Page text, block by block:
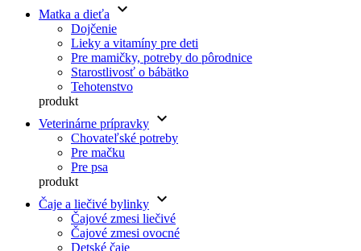
Matka a dieťa
keyboard_arrow_down
Dojčenie
Lieky a vitamíny pre deti
Pre mamičky, potreby do pôrodnice
Starostlivosť o bábätko
Tehotenstvo
produkt
Veterinárne prípravky keyboard_arrow_down
Chovateľské potreby
Pre mačku
Pre psa
produkt
Čaje a liečivé bylinky keyboard_arrow_down
Čajové zmesi liečivé
Čajové zmesi ovocné
Detské čaje